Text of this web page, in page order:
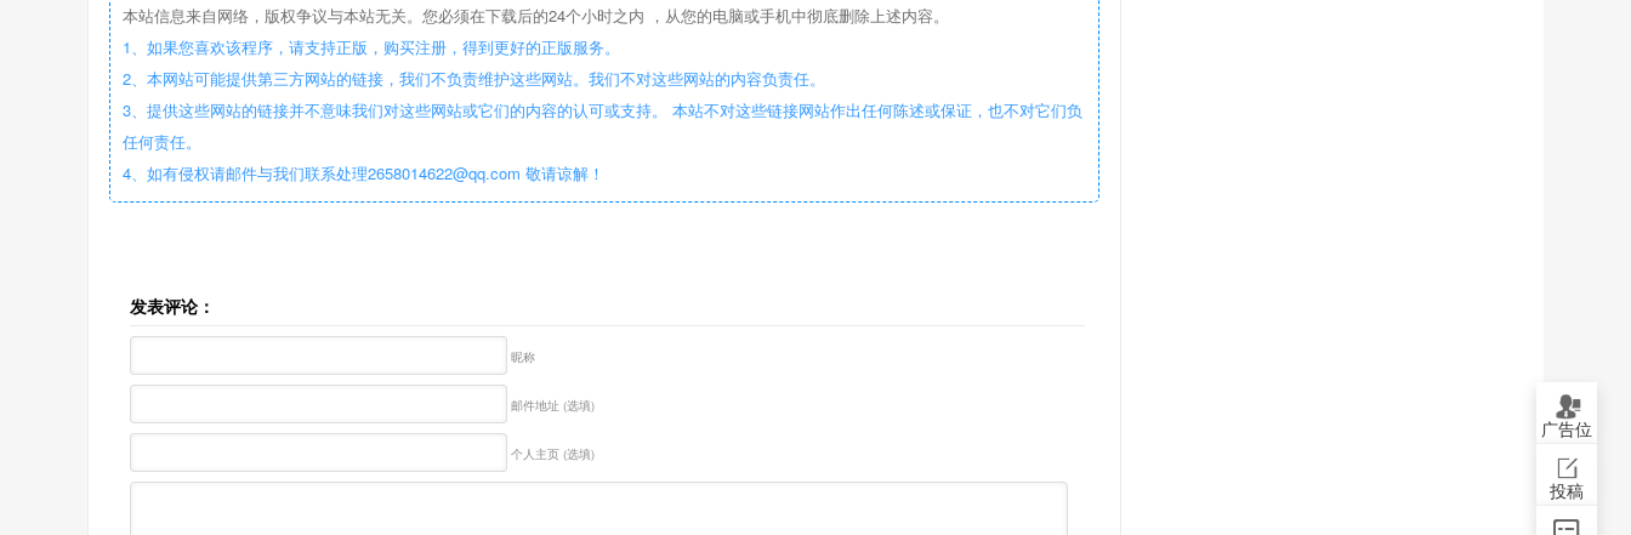
本站信息来自网络，版权争议与本站无关。您必须在下载后的24个小时之内 ，从您的电脑或手机中彻底删除上述内容。
1、如果您喜欢该程序，请支持正版，购买注册，得到更好的正版服务。
2、本网站可能提供第三方网站的链接，我们不负责维护这些网站。我们不对这些网站的内容负责任。
3、提供这些网站的链接并不意味我们对这些网站或它们的内容的认可或支持。 本站不对这些链接网站作出任何陈述或保证，也不对它们负
任何责任。
4、如有侵权请邮件与我们联系处理2658014622@qq.com 敬请谅解！
发表评论：
昵称
邮件地址 (选填)
个人主页 (选填)
广告位
投稿